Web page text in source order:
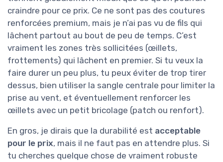
craindre pour ce prix. Ce ne sont pas des coutures
renforcées premium, mais je n’ai pas vu de fils qui
lâchent partout au bout de peu de temps. C’est
vraiment les zones très sollicitées (œillets,
frottements) qui lâchent en premier. Si tu veux la
faire durer un peu plus, tu peux éviter de trop tirer
dessus, bien utiliser la sangle centrale pour limiter la
prise au vent, et éventuellement renforcer les
œillets avec un petit bricolage (patch ou renfort).
En gros, je dirais que la durabilité est acceptable
pour le prix, mais il ne faut pas en attendre plus. Si
tu cherches quelque chose de vraiment robuste